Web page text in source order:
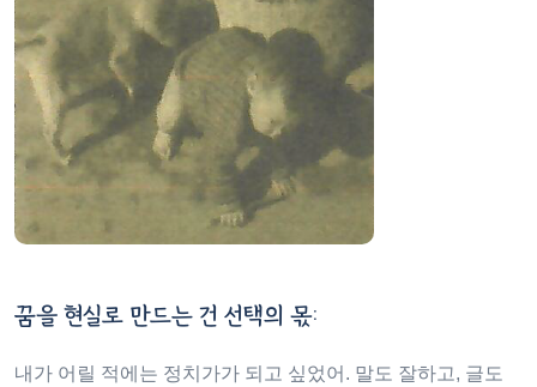
꿈을 현실로 만드는 건 선택의 몫:
내가 어릴 적에는 정치가가 되고 싶었어. 말도 잘하고, 글도